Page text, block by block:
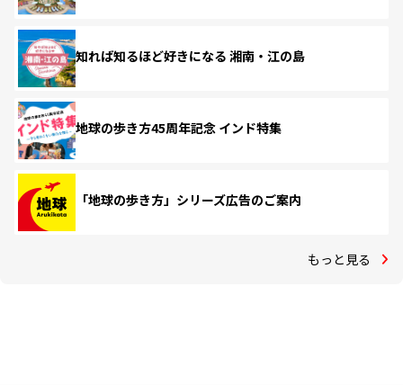
知れば知るほど好きになる 湘南・江の島
地球の歩き方45周年記念 インド特集
「地球の歩き方」シリーズ広告のご案内
もっと見る